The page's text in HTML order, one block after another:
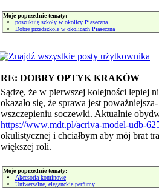
Moje poprzednie tematy:
poszukuję szkoły w okolicy Piaseczna
Dobre przedszkole w okolicach Piaseczna
RE: DOBRY OPTYK KRAKÓW
Sądzę, że w pierwszej kolejności lepiej
okazało się, że sprawa jest
wszczepieniu soczewki. Aktualnie
https://www.mdt.pl/acriva-model-udb-
okulistycznej i chciałbym aby mój brat
większej roli.
Moje poprzednie tematy:
Akcesoria kominowe
Uniwersalne, eleganckie perfumy